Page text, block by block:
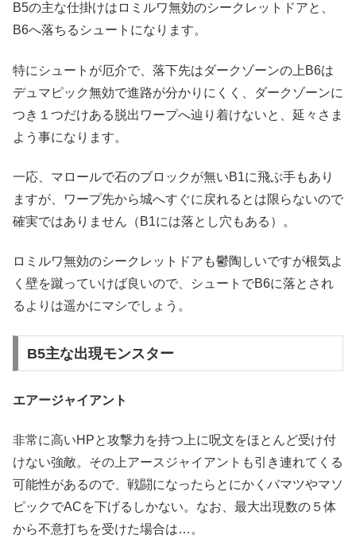
B5の主な仕掛けはロミルワ無効のシークレットドアと、
B6へ落ちるシュートになります。
特にシュートが厄介で、落下先はダークゾーンの上B6は
デュマピック無効で進路が分かりにくく、ダークゾーンに
つき１つだけある脱出ワープへ辿り着けないと、延々さま
よう事になります。
一応、マロールで石のブロックが無いB1に飛ぶ手もあり
ますが、ワープ先から城へすぐに戻れるとは限らないので
確実ではありません（B1には落とし穴もある）。
ロミルワ無効のシークレットドアも鬱陶しいですが根気よ
く壁を蹴っていけば良いので、シュートでB6に落とされ
るよりは遥かにマシでしょう。
B5主な出現モンスター
エアージャイアント
非常に高いHPと攻撃力を持つ上に呪文をほとんど受け付
けない強敵。その上アースジャイアントも引き連れてくる
可能性があるので、戦闘になったらとにかくバマツやマソ
ピックでACを下げるしかない。なお、最大出現数の５体
から不意打ちを受けた場合は…。